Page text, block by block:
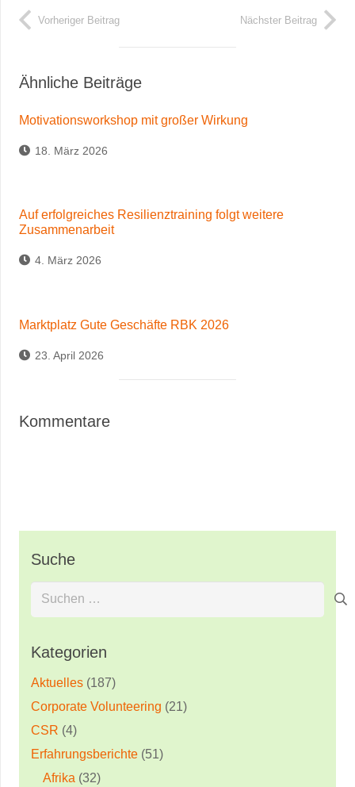
Vorheriger Beitrag Nächster Beitrag
Ähnliche Beiträge
Motivationsworkshop mit großer Wirkung
18. März 2026
Auf erfolgreiches Resilienztraining folgt weitere
Zusammenarbeit
4. März 2026
Marktplatz Gute Geschäfte RBK 2026
23. April 2026
Kommentare
Suche
Suchen
nach:
Kategorien
Aktuelles (187)
Corporate Volunteering (21)
CSR (4)
Erfahrungsberichte (51)
Afrika (32)